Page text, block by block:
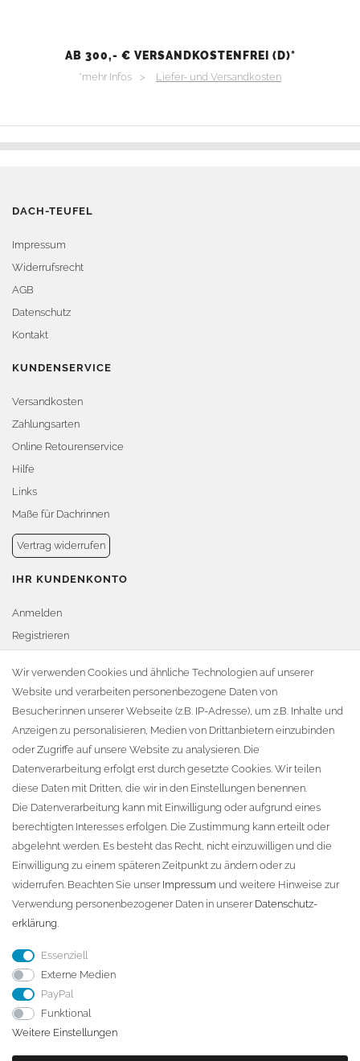
AB 300,- € VERSANDKOSTENFREI (D)*
*mehr Infos > Liefer- und Versandkosten
DACH-TEUFEL
Impressum
Widerrufsrecht
AGB
Datenschutz
Kontakt
KUNDENSERVICE
Versandkosten
Zahlungsarten
Online Retourenservice
Hilfe
Links
Maße für Dachrinnen
Vertrag widerrufen
IHR KUNDENKONTO
Anmelden
Registrieren
Warenkorb
Zur Kasse
KONTAKT
Fa. Steffen Jost
Söbrigener Weg 50
D-01796 Pirna
Telefon:+49 (0)3501 507295
info@dach-teufel.de
Wir verwenden Cookies und ähnliche Technologien auf unserer
Website und verarbeiten personenbezogene Daten von
Besucher:innen unserer Webseite (z.B. IP-Adresse), um z.B. Inhalte und
Anzeigen zu personalisieren, Medien von Drittanbietern einzubinden
oder Zugriffe auf unsere Website zu analysieren. Die
Datenverarbeitung erfolgt erst durch gesetzte Cookies. Wir teilen
diese Daten mit Dritten, die wir in den Einstellungen benennen.
Die Datenverarbeitung kann mit Einwilligung oder aufgrund eines
berechtigten Interesses erfolgen. Die Zustimmung kann erteilt oder
abgelehnt werden. Es besteht das Recht, nicht einzuwilligen und die
Einwilligung zu einem späteren Zeitpunkt zu ändern oder zu
widerrufen. Beachten Sie unser Impressum und weitere Hinweise zur
Verwendung personenbezogener Daten in unserer Daten­schutz­
erklärung.
Essenziell
Externe Medien
PayPal
Funktional
Weitere Einstellungen